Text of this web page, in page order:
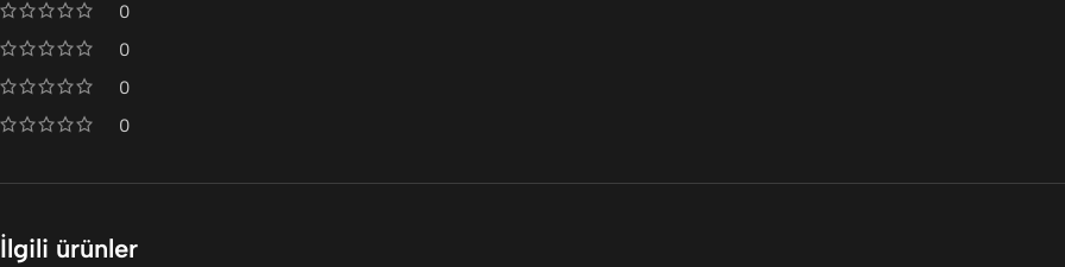
0
0
0
0
İlgili ürünler